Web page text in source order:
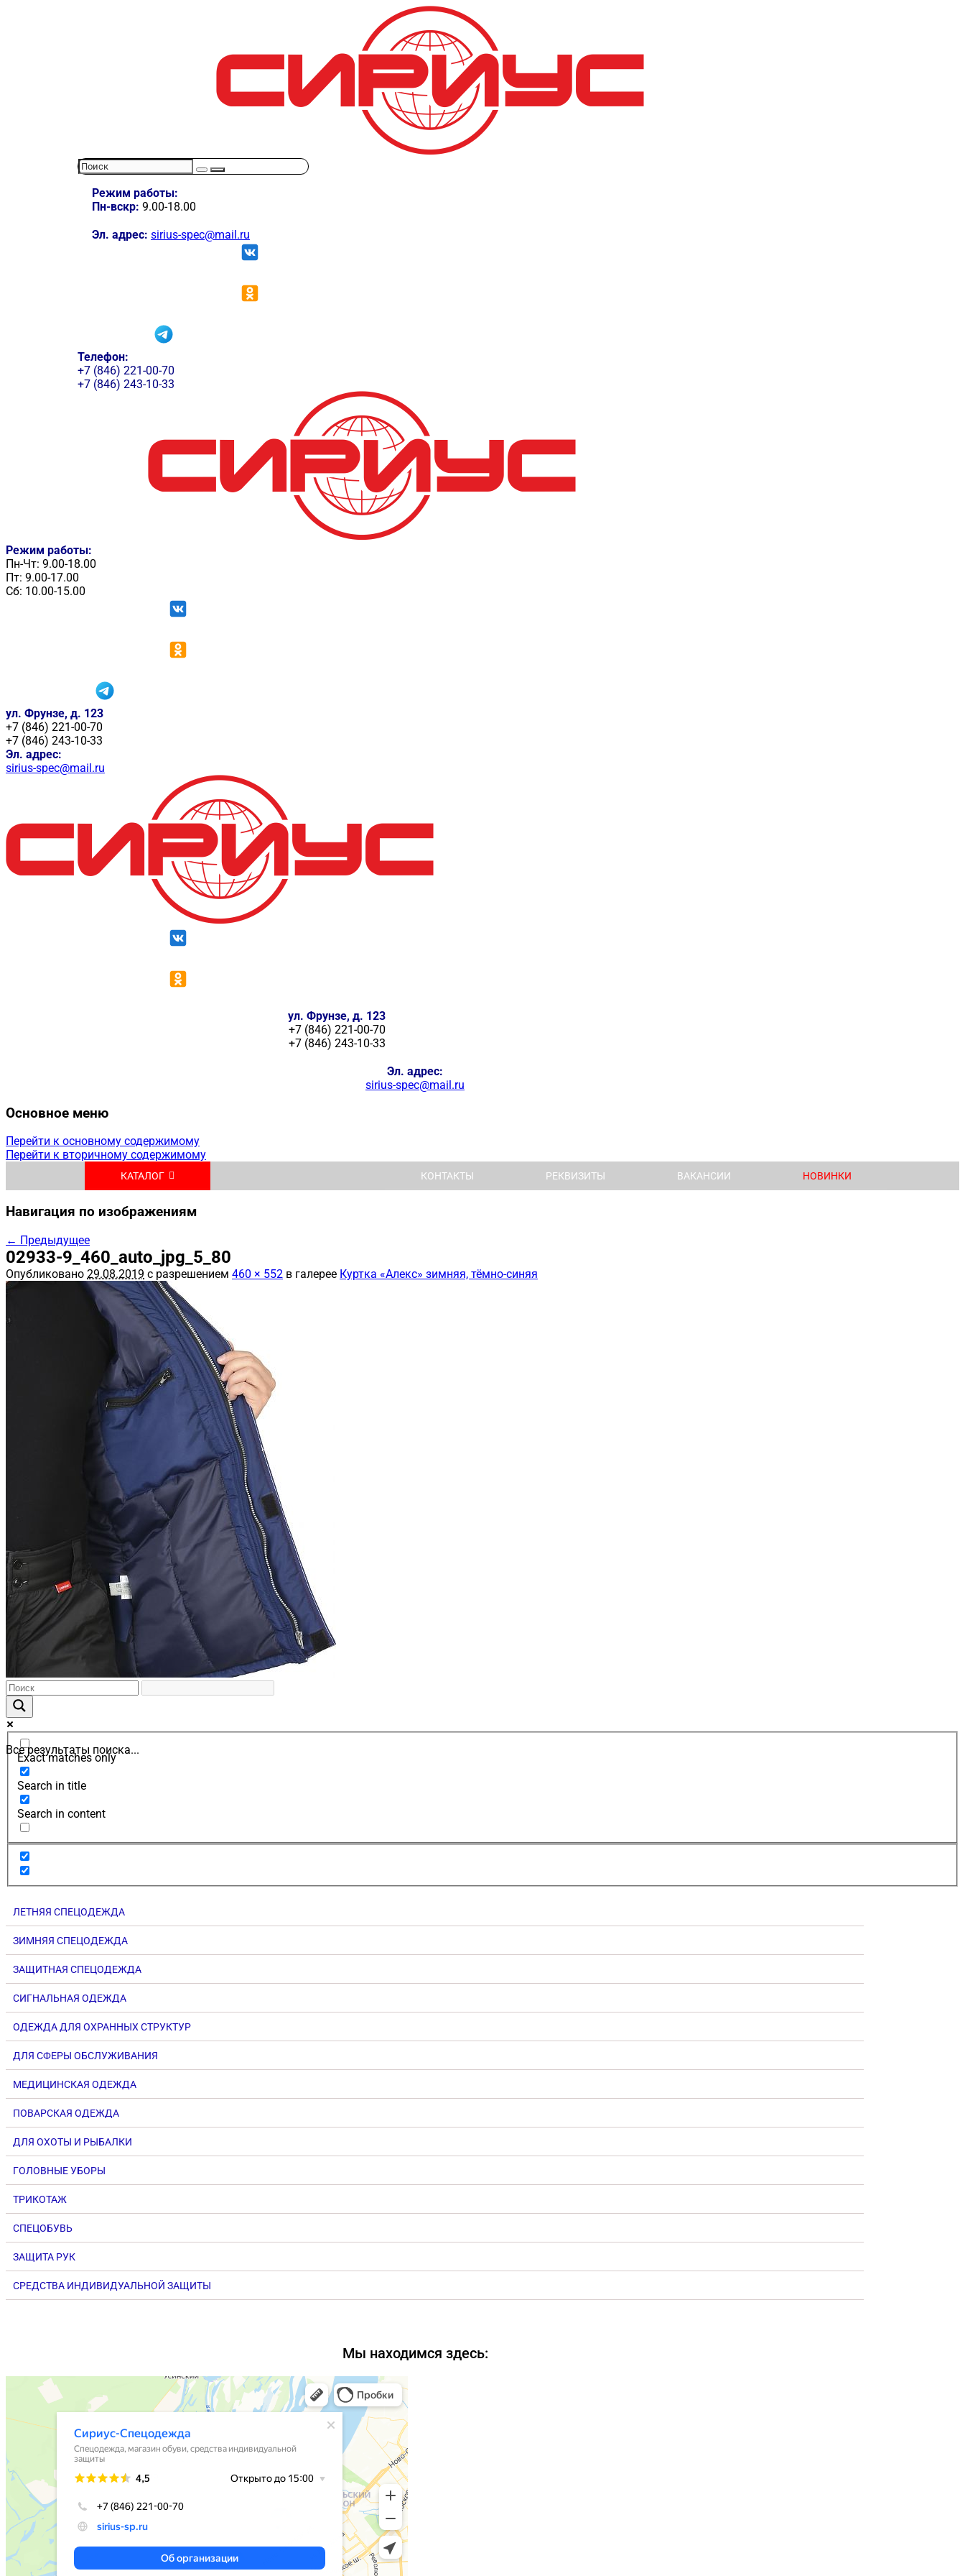
Режим работы:
Пн-вскр: 9.00-18.00
Эл. адрес: sirius-spec@mail.ru
Телефон:
+7 (846) 221-00-70
+7 (846) 243-10-33
Режим работы:
Пн-Чт: 9.00-18.00
Пт: 9.00-17.00
Сб: 10.00-15.00
ул. Фрунзе, д. 123
+7 (846) 221-00-70
+7 (846) 243-10-33
Эл. адрес:
sirius-spec@mail.ru
ул. Фрунзе, д. 123
+7 (846) 221-00-70
+7 (846) 243-10-33
Эл. адрес:
sirius-spec@mail.ru
Основное меню
Перейти к основному содержимому
Перейти к вторичному содержимому
КАТАЛОГ КОНТАКТЫ РЕКВИЗИТЫ ВАКАНСИИ НОВИНКИ
Навигация по изображениям
← Предыдущее
02933-9_460_auto_jpg_5_80
Опубликовано 29.08.2019 с разрешением 460 × 552 в галерее Куртка «Алекс» зимняя, тёмно-синяя
Все результаты поиска...
Exact matches only
Search in title
Search in content
ЛЕТНЯЯ СПЕЦОДЕЖДА
ЗИМНЯЯ СПЕЦОДЕЖДА
ЗАЩИТНАЯ СПЕЦОДЕЖДА
СИГНАЛЬНАЯ ОДЕЖДА
ОДЕЖДА ДЛЯ ОХРАННЫХ СТРУКТУР
ДЛЯ СФЕРЫ ОБСЛУЖИВАНИЯ
МЕДИЦИНСКАЯ ОДЕЖДА
ПОВАРСКАЯ ОДЕЖДА
ДЛЯ ОХОТЫ И РЫБАЛКИ
ГОЛОВНЫЕ УБОРЫ
ТРИКОТАЖ
СПЕЦОБУВЬ
ЗАЩИТА РУК
СРЕДСТВА ИНДИВИДУАЛЬНОЙ ЗАЩИТЫ
Мы находимся здесь: